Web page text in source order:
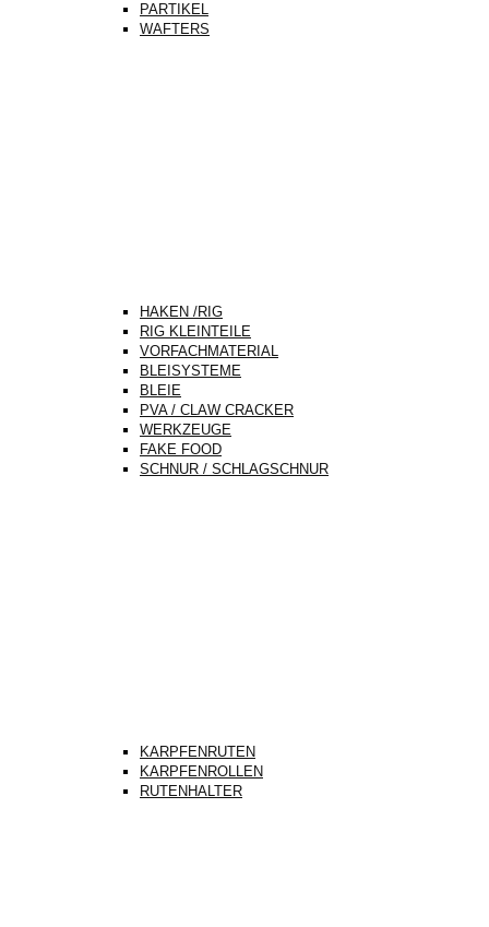
PARTIKEL
WAFTERS
HAKEN /RIG
RIG KLEINTEILE
VORFACHMATERIAL
BLEISYSTEME
BLEIE
PVA / CLAW CRACKER
WERKZEUGE
FAKE FOOD
SCHNUR / SCHLAGSCHNUR
KARPFENRUTEN
KARPFENROLLEN
RUTENHALTER